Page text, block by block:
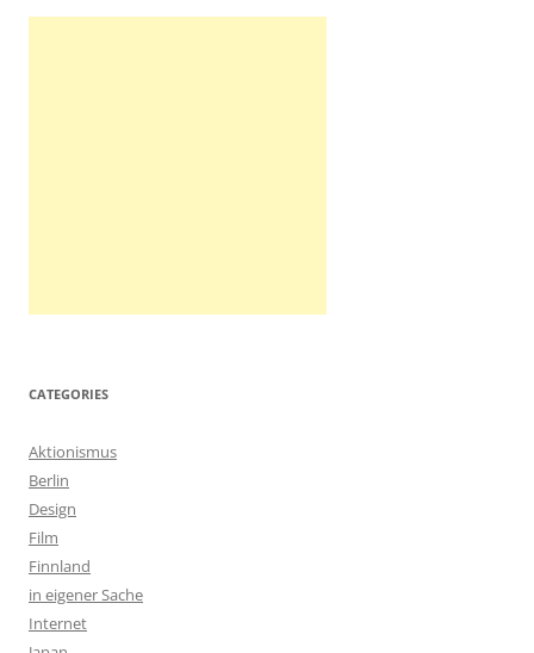
CATEGORIES
Aktionismus
Berlin
Design
Film
Finnland
in eigener Sache
Internet